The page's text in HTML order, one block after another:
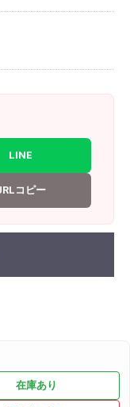
LINE
コピー
在庫あり